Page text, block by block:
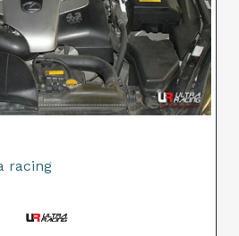
racing